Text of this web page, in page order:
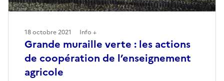
Grande muraille verte : les actions
de coopération de l’enseignement
agricole
18 octobre 2021 Info +